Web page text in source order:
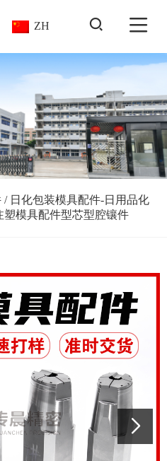
ZH
/ 日化包装模具配件-日用品化
模具配件型芯型腔镶件